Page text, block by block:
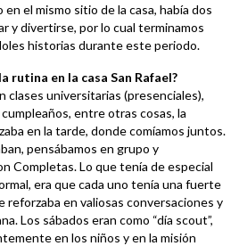
el mismo sitio de la casa, había dos
y divertirse, por lo cual terminamos
historias durante este periodo.
rutina en la casa San Rafael?
clases universitarias (presenciales),
entre otras cosas, la
en la tarde, donde comíamos juntos.
pensábamos en grupo y
Completas. Lo que tenía de especial
era que cada uno tenía una fuerte
reforzaba en valiosas conversaciones y
Los sábados eran como “día scout”,
en los niños y en la misión